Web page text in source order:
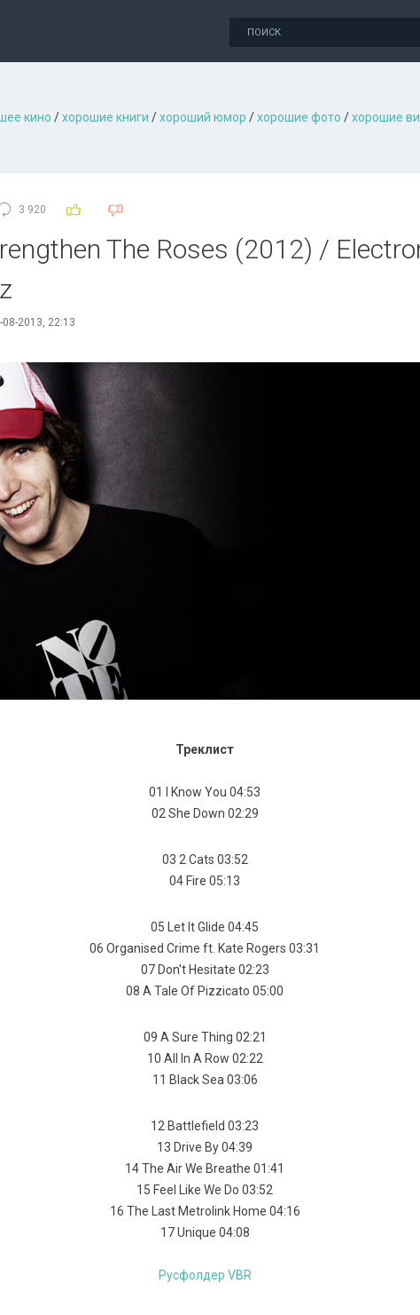
кино /хорошие книги /хороший юмор /хорошие фото /хорошие
3 920
The Roses (2012) /
08-2013, 22:13
Треклист
01 I Know You 04:53
02 She Down 02:29
03 2 Cats 03:52
04 Fire 05:13
05 Let It Glide 04:45
06 Organised Crime ft. Kate Rogers 03:31
07 Don't Hesitate 02:23
08 A Tale Of Pizzicato 05:00
09 A Sure Thing 02:21
10 All In A Row 02:22
11 Black Sea 03:06
12 Battlefield 03:23
13 Drive By 04:39
14 The Air We Breathe 01:41
15 Feel Like We Do 03:52
16 The Last Metrolink Home 04:16
17 Unique 04:08
Русфолдер VBR